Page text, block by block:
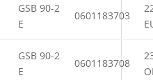
GSB 90-2
E
0601183703
GSB 90-2
E
0601183708